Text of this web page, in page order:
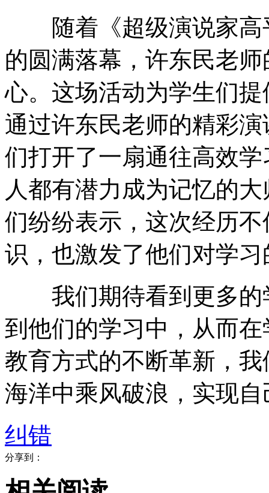
随着《超级演说家高
的圆满落幕，许东民老
心。这场活动为学生们
通过许东民老师的精彩
们打开了一扇通往高效
人都有潜力成为记忆的
们纷纷表示，这次经历
识，也激发了他们对学
我们期待看到更多的
到他们的学习中，从而
教育方式的不断革新，
海洋中乘风破浪，实现
纠错
分享到：